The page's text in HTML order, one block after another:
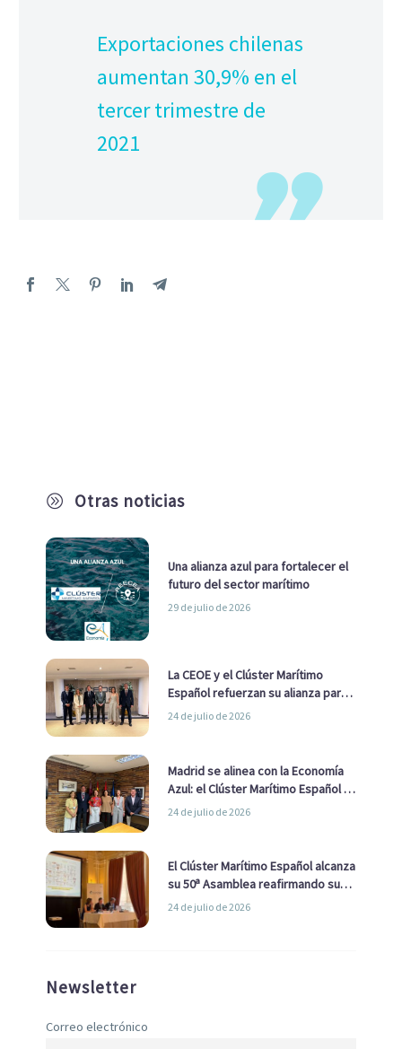
A Otras noticias
Una alianza azul para fortalecer el
futuro del sector marítimo
29 de julio de 2026
La CEOE y el Clúster Marítimo
Español refuerzan su alianza para
impulsar una estrategia Nacional
24 de julio de 2026
Madrid se alinea con la Economía
Azul: el Clúster Marítimo Español y
la Real Liga Naval avanzan alianzas
24 de julio de 2026
El Clúster Marítimo Español alcanza
su 50ª Asamblea reafirmando su
liderazgo en la Economía Azul
24 de julio de 2026
Newsletter
Correo electrónico
Exportaciones chilenas
aumentan 30,9% en el
tercer trimestre de
2021